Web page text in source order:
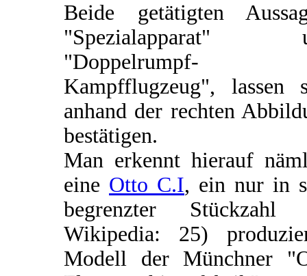
Beide getätigten
"Spezialapparat"
"Doppelrumpf-
Kampfflugzeug", lassen
anhand der rechten
bestätigen.
Man erkennt hierauf
eine Otto C.I, ein nur in
begrenzter Stückzahl
Wikipedia: 25)
Modell der Münchner